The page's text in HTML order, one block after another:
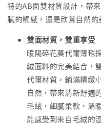
特的AB面雙材質設計，帶
膩的觸感，還是欣賞自然
雙面材質，雙重享受
暖陽碎花莫代爾薄毯
絨面料的完美結合，
代爾材質，鋪滿精緻
自然，帶來清新舒適
毛絨，細膩柔軟，溫
能感受到來自毛絨的